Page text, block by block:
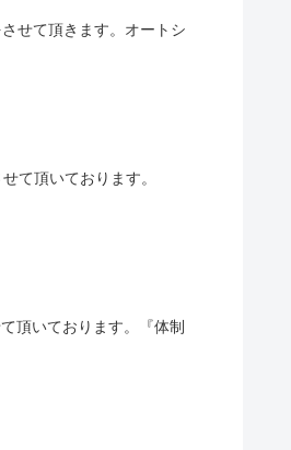
せて頂きます。オートシ
て頂いております。
頂いております。『体制